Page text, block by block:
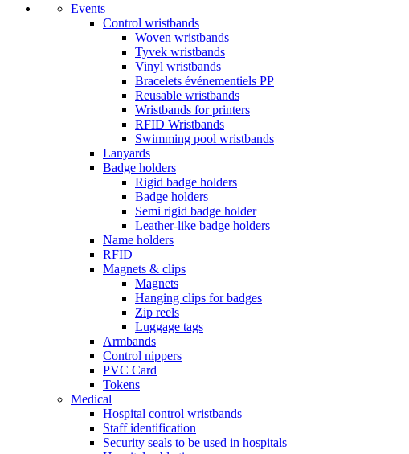
Events
Control wristbands
Woven wristbands
Tyvek wristbands
Vinyl wristbands
Bracelets événementiels PP
Reusable wristbands
Wristbands for printers
RFID Wristbands
Swimming pool wristbands
Lanyards
Badge holders
Rigid badge holders
Badge holders
Semi rigid badge holder
Leather-like badge holders
Name holders
RFID
Magnets & clips
Magnets
Hanging clips for badges
Zip reels
Luggage tags
Armbands
Control nippers
PVC Card
Tokens
Medical
Hospital control wristbands
Staff identification
Security seals to be used in hospitals